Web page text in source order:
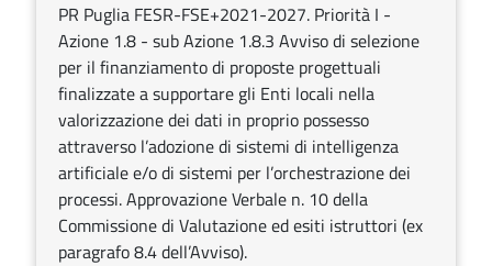
PR Puglia FESR-FSE+2021-2027. Priorità I -
Azione 1.8 - sub Azione 1.8.3 Avviso di selezione
per il finanziamento di proposte progettuali
finalizzate a supportare gli Enti locali nella
valorizzazione dei dati in proprio possesso
attraverso l’adozione di sistemi di intelligenza
artificiale e/o di sistemi per l’orchestrazione dei
processi. Approvazione Verbale n. 10 della
Commissione di Valutazione ed esiti istruttori (ex
paragrafo 8.4 dell’Avviso).